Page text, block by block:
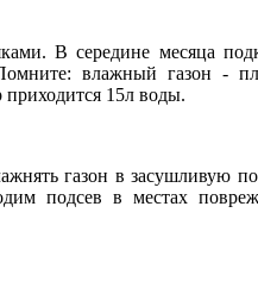
В середине месяца
влажный газон -
15л воды.
газон в засушливую
подсев в местах